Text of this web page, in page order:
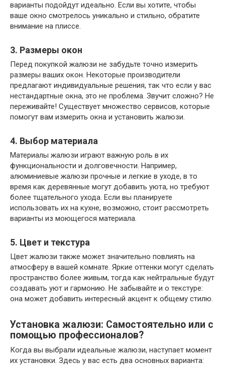
варианты подойдут идеально. Если вы хотите, чтобы
ваше окно смотрелось уникально и стильно, обратите
внимание на плиссе.
3. Размеры окон
Перед покупкой жалюзи не забудьте точно измерить
размеры ваших окон. Некоторые производители
предлагают индивидуальные решения, так что если у вас
нестандартные окна, это не проблема. Звучит сложно? Не
переживайте! Существует множество сервисов, которые
помогут вам измерить окна и установить жалюзи.
4. Выбор материала
Материалы жалюзи играют важную роль в их
функциональности и долговечности. Например,
алюминиевые жалюзи прочные и легкие в уходе, в то
время как деревянные могут добавить уюта, но требуют
более тщательного ухода. Если вы планируете
использовать их на кухне, возможно, стоит рассмотреть
варианты из моющегося материала.
5. Цвет и текстура
Цвет жалюзи также может значительно повлиять на
атмосферу в вашей комнате. Яркие оттенки могут сделать
пространство более живым, тогда как нейтральные будут
создавать уют и гармонию. Не забывайте и о текстуре:
она может добавить интересный акцент к общему стилю.
Установка жалюзи: Самостоятельно или с
помощью профессионалов?
Когда вы выбрали идеальные жалюзи, наступает момент
их установки. Здесь у вас есть два основных варианта: